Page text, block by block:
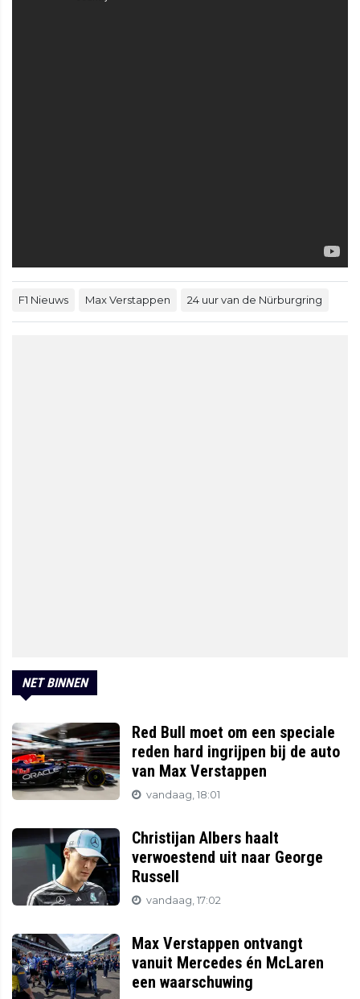
F1 Nieuws Max Verstappen 24 uur van de Nürburgring
NET BINNEN
Red Bull moet om een speciale
reden hard ingrijpen bij de auto
van Max Verstappen
vandaag, 18:01
Christijan Albers haalt
verwoestend uit naar George
Russell
vandaag, 17:02
Max Verstappen ontvangt
vanuit Mercedes én McLaren
een waarschuwing